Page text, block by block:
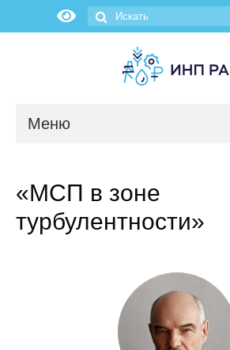
Меню
Об институте
Научные подразделения
Администрация
«МСП в зоне
турбулентности»